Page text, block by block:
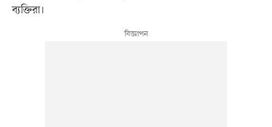
ব্যক্তিরা।